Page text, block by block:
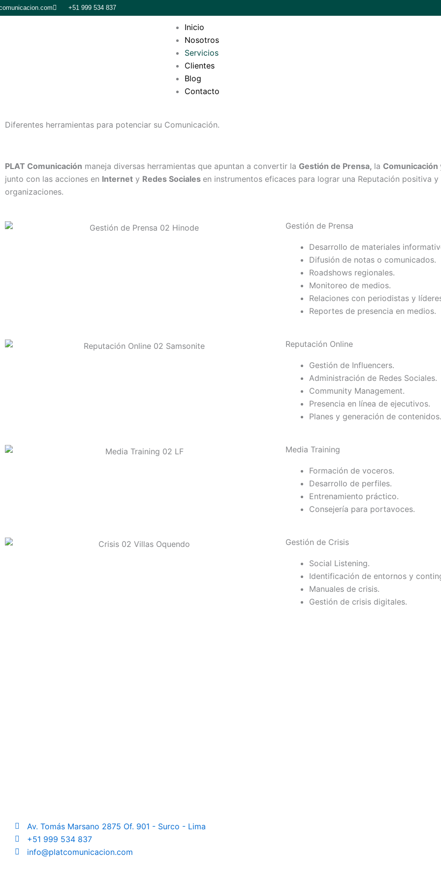
Skip
to
+51 999 534 837
Inicio
Nosotros
Servicios
Clientes
Blog
Contacto
Diferentes herramientas para potenciar su Comunicación.
PLAT Comunicación maneja diversas herramientas que apuntan a convertir la Gestión de Prensa, la Comunicación
junto con las acciones en Internet y Redes Sociales en instrumentos eficaces para lograr una Reputación positiva
organizaciones.
Gestión de Prensa
Desarrollo de materiales
Difusión de notas o comunicados.
Roadshows regionales.
Monitoreo de medios.
Relaciones con periodistas y
Reportes de presencia en medios.
Reputación Online
Gestión de Influencers.
Administración de Redes Sociales.
Community Management.
Presencia en línea de ejecutivos.
Planes y generación de contenidos.
Media Training
Formación de voceros.
Desarrollo de perfiles.
Entrenamiento práctico.
Consejería para portavoces.
Gestión de Crisis
Social Listening.
Identificación de entornos y
Manuales de crisis.
Gestión de crisis digitales.
Av. Tomás Marsano 2875 Of. 901 - Surco - Lima
+51 999 534 837
info@platcomunicacion.com